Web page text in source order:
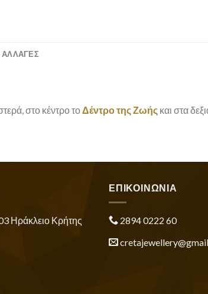
ΑΛΛΑΓΕΣ
στο κέντρο το Δέντρο της Ζωής και στα
Ηράκλειο Κρήτης
ΕΠΙΚΟΙΝΩΝΙΑ
2894 0222 60